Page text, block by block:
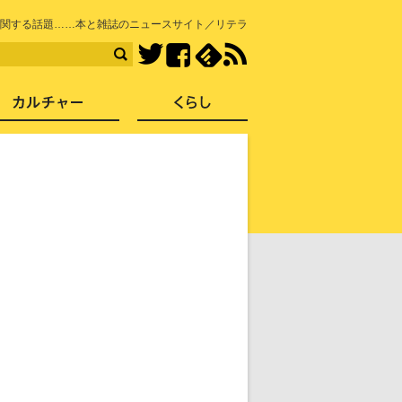
する話題……本と雑誌のニュースサイト／リテラ
TwitterFacebook
社会